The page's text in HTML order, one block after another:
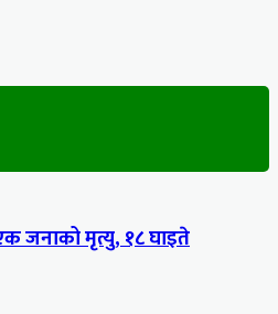
जनाको मृत्यु, १८ घाइते